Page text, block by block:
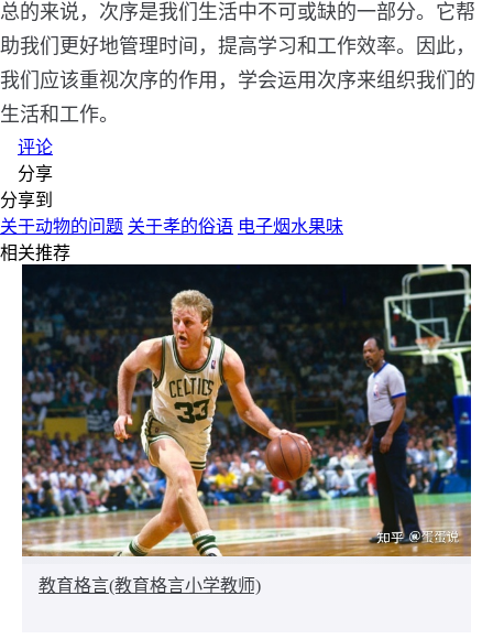
总的来说，次序是我们生活中不可或缺的一部分。它帮
助我们更好地管理时间，提高学习和工作效率。因此，
我们应该重视次序的作用，学会运用次序来组织我们的
生活和工作。
评论
分享
分享到
关于动物的问题 关于孝的俗语 电子烟水果味
相关推荐
教育格言(教育格言小学教师)